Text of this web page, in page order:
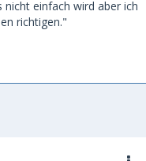
nicht einfach wird aber ich
richtigen."